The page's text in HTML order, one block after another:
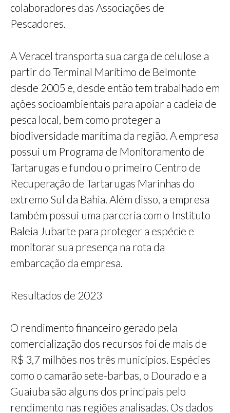
colaboradores das Associações de
Pescadores.
A Veracel transporta sua carga de celulose a
partir do Terminal Marítimo de Belmonte
desde 2005 e, desde então tem trabalhado em
ações socioambientais para apoiar a cadeia de
pesca local, bem como proteger a
biodiversidade marítima da região. A empresa
possui um Programa de Monitoramento de
Tartarugas e fundou o primeiro Centro de
Recuperação de Tartarugas Marinhas do
extremo Sul da Bahia. Além disso, a empresa
também possui uma parceria com o Instituto
Baleia Jubarte para proteger a espécie e
monitorar sua presença na rota da
embarcação da empresa.
Resultados de 2023
O rendimento financeiro gerado pela
comercialização dos recursos foi de mais de
R$ 3,7 milhões nos três municípios. Espécies
como o camarão sete-barbas, o Dourado e a
Guaiuba são alguns dos principais pelo
rendimento nas regiões analisadas. Os dados